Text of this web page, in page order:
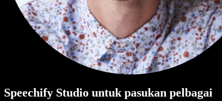
Speechify Studio untuk pasukan pelbagai